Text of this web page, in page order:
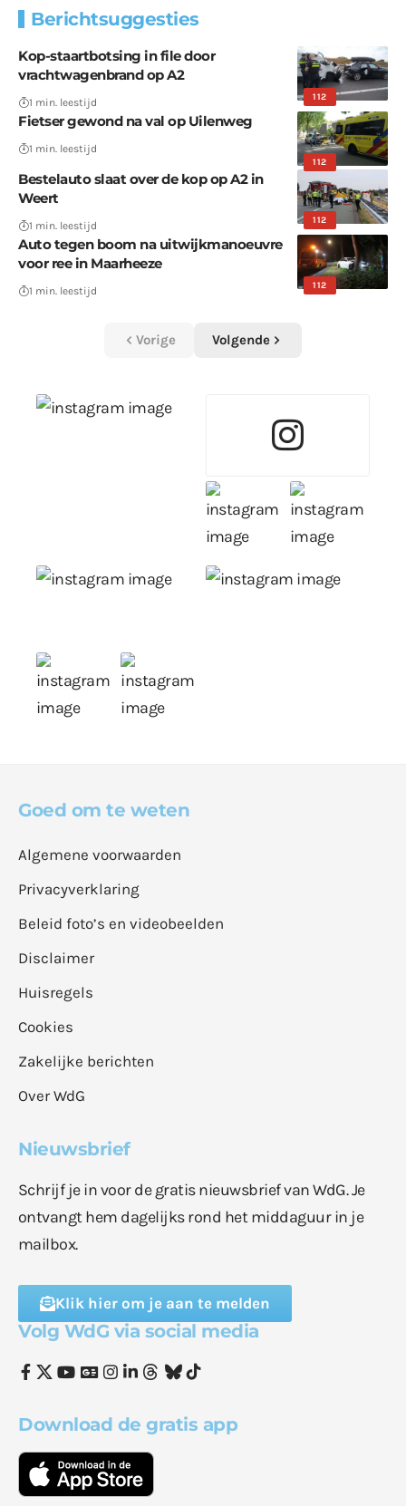
Berichtsuggesties
112
Kop-staartbotsing in file door
vrachtwagenbrand op A2
1 min. leestijd
112
Fietser gewond na val op Uilenweg
1 min. leestijd
112
Bestelauto slaat over de kop op A2 in
Weert
1 min. leestijd
112
Auto tegen boom na uitwijkmanoeuvre
voor ree in Maarheeze
1 min. leestijd
Vorige Volgende
Goed om te weten
Algemene voorwaarden
Privacyverklaring
Beleid foto’s en videobeelden
Disclaimer
Huisregels
Cookies
Zakelijke berichten
Over WdG
Nieuwsbrief
Schrijf je in voor de gratis nieuwsbrief van WdG. Je
ontvangt hem dagelijks rond het middaguur in je
mailbox.
Klik hier om je aan te melden
Volg WdG via social media
Download de gratis app